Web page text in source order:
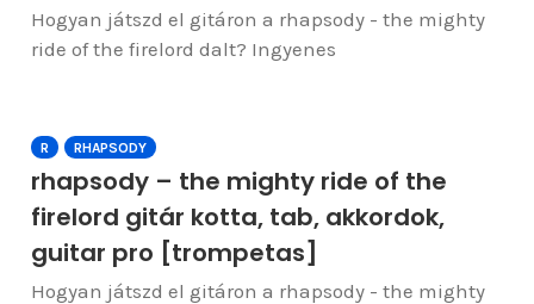
Hogyan játszd el gitáron a rhapsody - the mighty
ride of the firelord dalt? Ingyenes
R RHAPSODY
rhapsody – the mighty ride of the
firelord gitár kotta, tab, akkordok,
guitar pro [trompetas]
Hogyan játszd el gitáron a rhapsody - the mighty